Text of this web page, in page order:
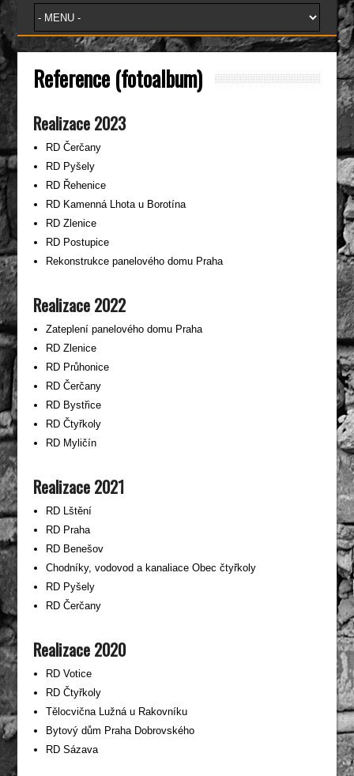
Reference (fotoalbum)
Realizace 2023
RD Čerčany
RD Pyšely
RD Řehenice
RD Kamenná Lhota u Borotína
RD Zlenice
RD Postupice
Rekonstrukce panelového domu Praha
Realizace 2022
Zateplení panelového domu Praha
RD Zlenice
RD Průhonice
RD Čerčany
RD Bystřice
RD Čtyřkoly
RD Myličín
Realizace 2021
RD Lštění
RD Praha
RD Benešov
Chodníky, vodovod a kanaliace Obec čtyřkoly
RD Pyšely
RD Čerčany
Realizace 2020
RD Votice
RD Čtyřkoly
Tělocvična Lužná u Rakovníku
Bytový dům Praha Dobrovského
RD Sázava